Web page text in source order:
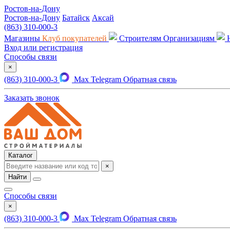
Ростов-на-Дону
Ростов-на-Дону Батайск Аксай
(863) 310-000-3
Магазины Клуб покупателей Строителям Организациям
Вход или регистрация
Способы связи
×
(863) 310-000-3 Max Telegram Обратная связь
Заказать звонок
Каталог
×
Найти
Способы связи
×
(863) 310-000-3 Max Telegram Обратная связь